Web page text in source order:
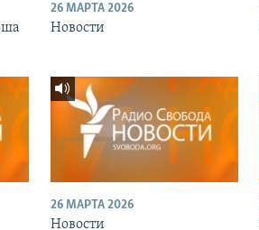
26 МАРТА 2026
Новости
26 МАРТА 2026
Новости